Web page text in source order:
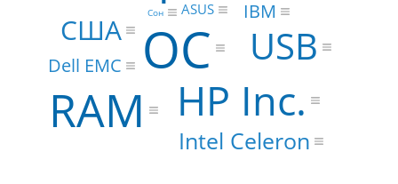
ОС
RAM HP Inc.
USB
США
Intel Celeron
Dell EMC
IBM
ASUS
Сон